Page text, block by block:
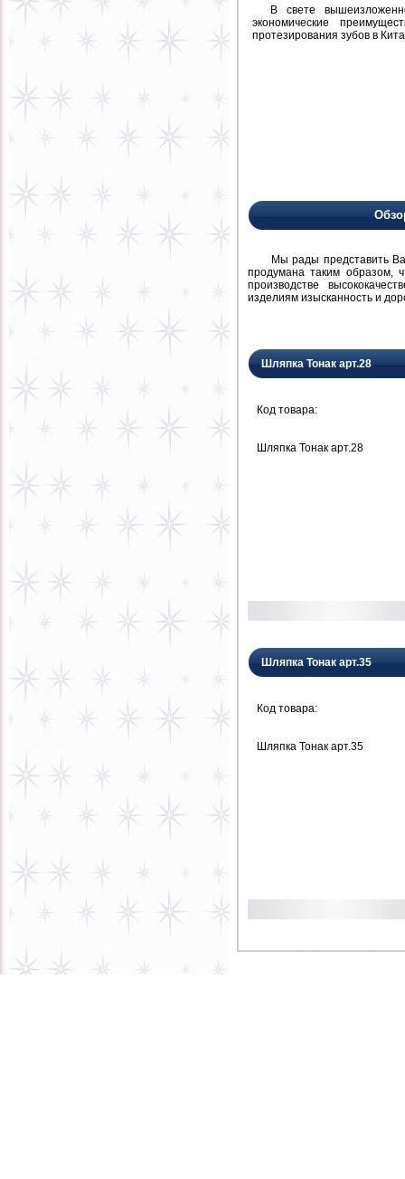
В свете
экономические
протезирования зубов в
Мы рады представить Вам
продумана таким образом,
производстве
изделиям изысканность и
Шляпка Тонак арт.28
Код товара:
Шляпка Тонак арт.28
Шляпка Тонак арт.35
Код товара:
Шляпка Тонак арт.35